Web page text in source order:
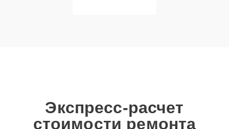
Экспресс-расчет
стоимости ремонта